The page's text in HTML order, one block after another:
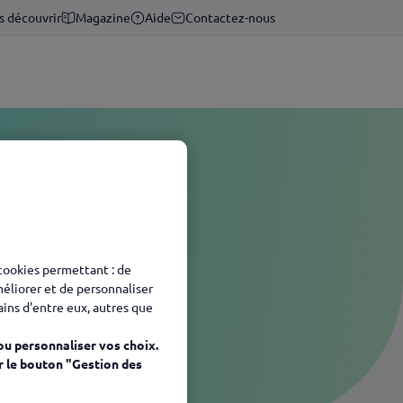
découvrir Magazine Aide Contactez-nous
permettant : de
et de personnaliser
d'entre eux, autres que
personnaliser vos choix.
le bouton "Gestion des